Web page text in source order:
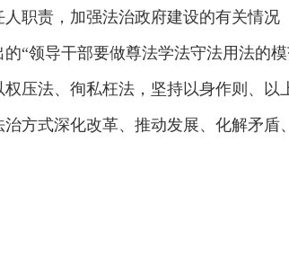
职责，加强法治政府建设的有关情况
“领导干部要做尊法学法守法用法的
压法、徇私枉法，坚持以身作则、
方式深化改革、推动发展、化解矛盾